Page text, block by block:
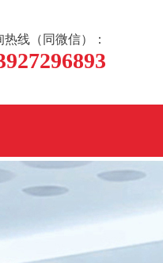
热线（同微信）：